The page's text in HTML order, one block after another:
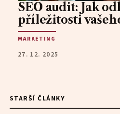
SEO audit: Jak
příležitosti
MARKETING
27. 12. 2025
STARŠÍ ČLÁNKY